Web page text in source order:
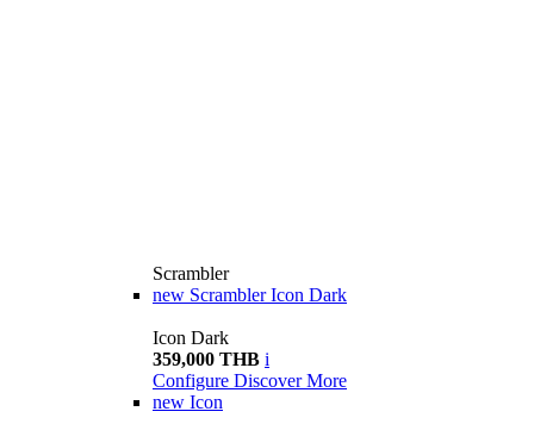
Scrambler
new Scrambler Icon Dark
Icon Dark
359,000 THB i
Configure Discover More
new Icon